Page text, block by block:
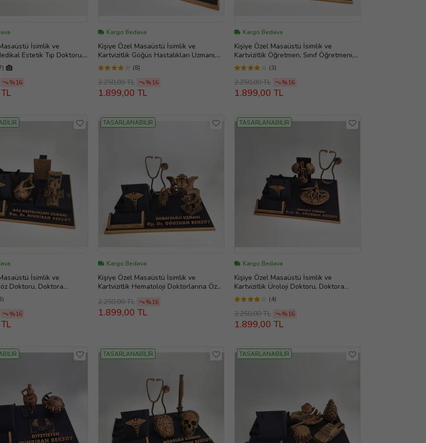
İsimlik ve
Estetik Tıp Doktoru,
Doktora Hediye, Evlilik
Ofis Hediye,
Hediyesi, Kişiye Özel
İsimliği, Yeni İş Hediyesi
%16
Kargo Bedava
Kişiye Özel Masaüstü İsimlik ve
Kartvizitlik Göğüs Hastalıkları Uzmanı,
Doktora Hediye, Evlilik Yıl dönümü
hediyesi, Ofis Hediye, Doğum Günü
Hediyesi, Kişiye Özel İsimlik, Masa
İsimliği, Yeni İş Hediyesi
(8)
2.250,00 TL %16
1.899,00 TL
Kargo Bedava
Kişiye Özel Masaüstü İsimlik ve
Kartvizitlik Öğretmen, Sınıf Öğretmeni,
Okul Müdürü, Müdür yardımcısı Hediye,
Evlilik Yıl dönümü hediyesi, Ofis Hediye,
Doğum Günü Hediyesi, Kişiye Özel
İsimlik, Masa İsimliği, Yeni İş Hediyesi
(3)
2.250,00 TL %16
1.899,00 TL
İsimlik ve
Doktoru, Doktora
Yıl dönümü hediyesi, Ofis
Günü Hediyesi, Kişiye
İsimliği, Yeni İş
%16
TASARLANABİLİR
Kargo Bedava
Kişiye Özel Masaüstü İsimlik ve
Kartvizitlik Hematoloji Doktorlarına Özel
Hediye, Doğum Günü Hediyesi, Kişiye
Özel İsimlik, Masa İsimliği, Yeni İş
2.250,00 TL %16
1.899,00 TL
TASARLANABİLİR
Kargo Bedava
Kişiye Özel Masaüstü İsimlik ve
Kartvizitlik Üroloji Doktoru, Doktora
Hediye, Evlilik Yıl dönümü hediyesi, Ofis
Hediye, Doğum Günü Hediyesi, Kişiye
Özel İsimlik, Masa İsimliği, Yeni İş
Hediyesi
(4)
2.250,00 TL %16
1.899,00 TL
TASARLANABİLİR TASARLANABİLİR